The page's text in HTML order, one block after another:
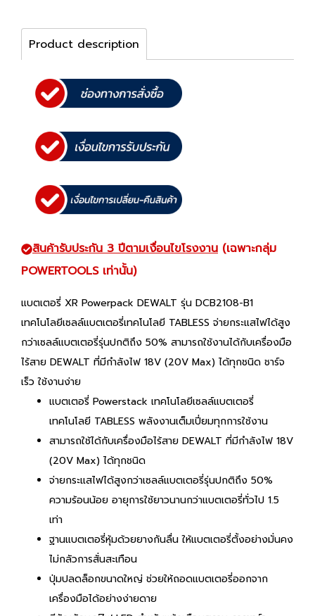
Product description
สินค้ารับประกัน 3 ปีตามเงื่อนไขโรงงาน (เฉพาะกลุ่ม
POWERTOOLS เท่านั้น)
แบตเตอรี่ XR Powerpack DEWALT รุ่น DCB2108-B1
เทคโนโลยีเซลล์แบตเตอรี่เทคโนโลยี TABLESS จ่ายกระแสไฟได้สูง
กว่าเซลล์แบตเตอรี่รุ่นปกติถึง 50% สามารถใช้งานได้กับเครื่องมือ
ไร้สาย DEWALT ที่มีกำลังไฟ 18V (20V Max) ได้ทุกชนิด ชาร์จ
เร็ว ใช้งานง่าย
แบตเตอรี่ Powerstack เทคโนโลยีเซลล์แบตเตอรี่
เทคโนโลยี TABLESS พลังงานเต็มเปี่ยมทุกการใช้งาน
สามารถใช้ได้กับเครื่องมือไร้สาย DEWALT ที่มีกำลังไฟ 18V
(20V Max) ได้ทุกชนิด
จ่ายกระแสไฟได้สูงกว่าเซลล์แบตเตอรี่รุ่นปกติถึง 50%
ความร้อนน้อย อายุการใช้ยาวนานกว่าแบตเตอรี่ทั่วไป 1.5
เท่า
ฐานแบตเตอรี่หุ้มด้วยยางกันลื่น ให้แบตเตอรี่ตั้งอย่างมั่นคง
ไม่กลัวการสั่นสะเทือน
ปุ่มปลดล็อกขนาดใหญ่ ช่วยให้ถอดแบตเตอรี่ออกจาก
เครื่องมือได้อย่างง่ายดาย